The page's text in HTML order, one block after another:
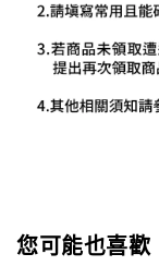
您可能也喜歡